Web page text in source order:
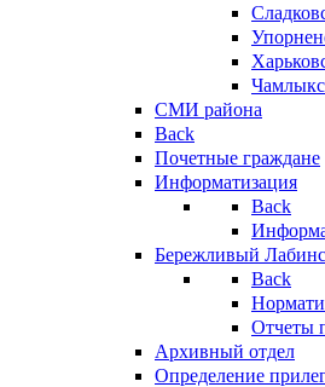
СМИ района
Back
Почетные граждане
Информатизация
Back
Бережливый
Back
Отчеты
Архивный отдел
Определение